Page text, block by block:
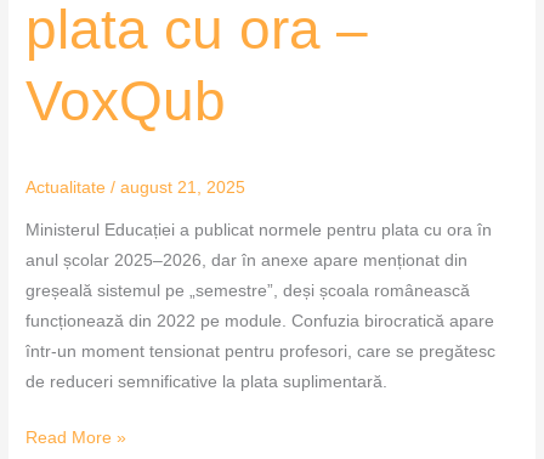
plata cu ora –
VoxQub
Actualitate /august 21, 2025
Ministerul Educației a publicat normele pentru plata cu ora în
anul școlar 2025–2026, dar în anexe apare menționat din
greșeală sistemul pe „semestre”, deși școala românească
funcționează din 2022 pe module. Confuzia birocratică apare
într-un moment tensionat pentru profesori, care se pregătesc
de reduceri semnificative la plata suplimentară.
Read More »